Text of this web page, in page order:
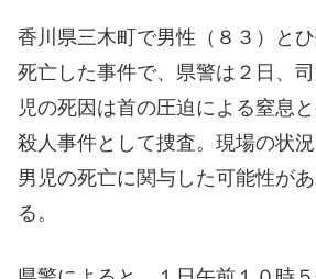
香川県三木町で男性（８３）と
死亡した事件で、県警は２日、
児の死因は首の圧迫による窒息
殺人事件として捜査。現場の状
男児の死亡に関与した可能性が
る。